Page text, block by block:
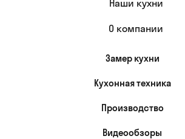
Наши кухни
О компании
Замер кухни
Кухонная техника
Производство
Видеообзоры